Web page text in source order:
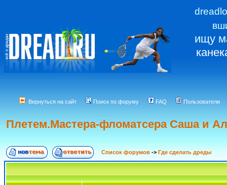
ищу
Вернуться на сайт Поиск по форуму FAQ Пользователи
Плетем.Мастера-фломатсера Саша и
Список форумов -> Где сделать дреды